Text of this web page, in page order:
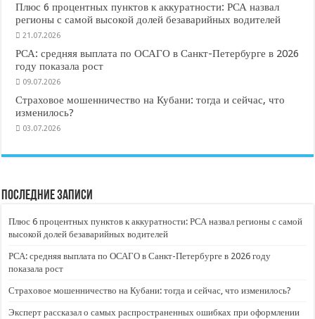
Плюс 6 процентных пунктов к аккуратности: РСА назвал
регионы с самой высокой долей безаварийных водителей
21.07.2026
РСА: средняя выплата по ОСАГО в Санкт-Петербурге в 2026
году показала рост
09.07.2026
Страховое мошенничество на Кубани: тогда и сейчас, что
изменилось?
03.07.2026
Последние записи
Плюс 6 процентных пунктов к аккуратности: РСА назвал регионы с самой
высокой долей безаварийных водителей
РСА: средняя выплата по ОСАГО в Санкт-Петербурге в 2026 году
показала рост
Страховое мошенничество на Кубани: тогда и сейчас, что изменилось?
Эксперт рассказал о самых распространенных ошибках при оформлении